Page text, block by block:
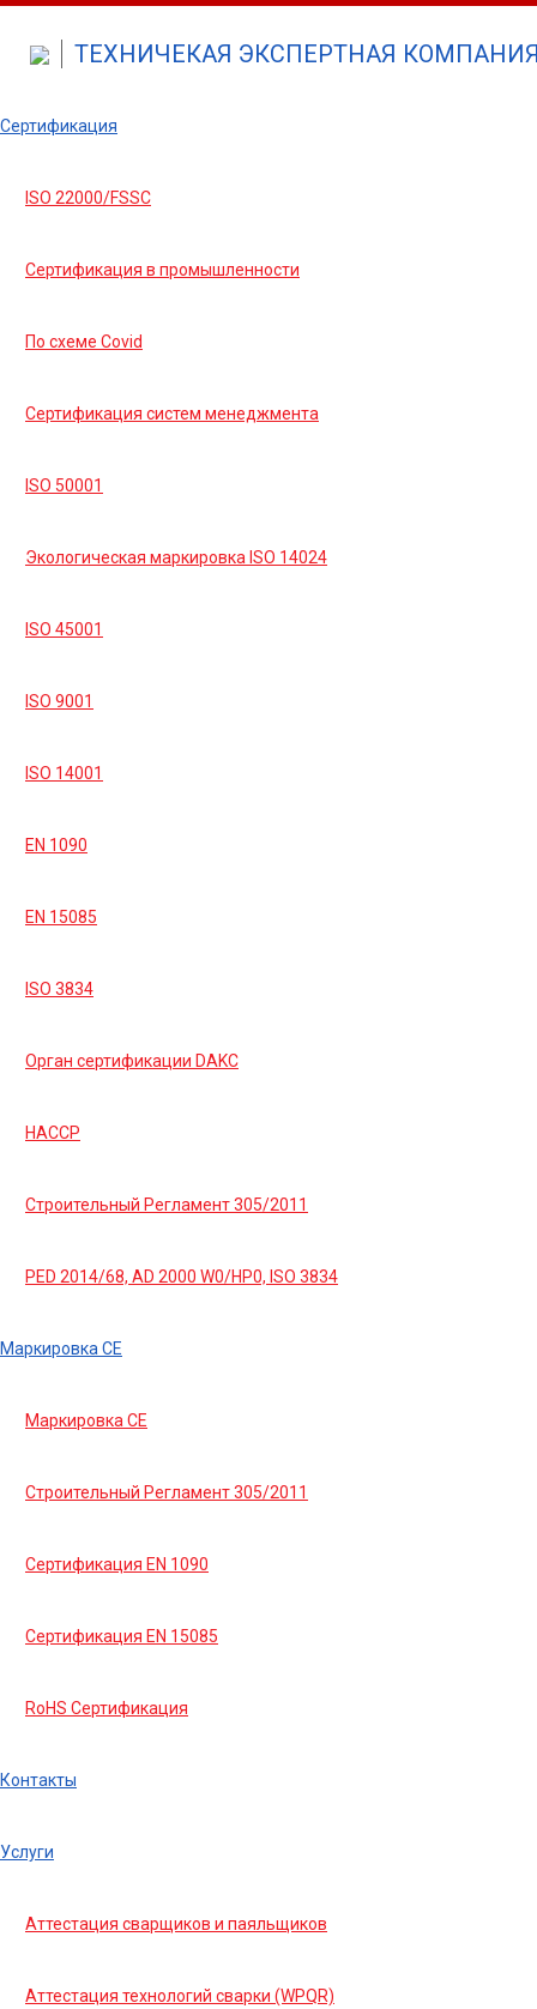
ТЕХНИЧЕКАЯ ЭКСПЕРТНАЯ КОМПАНИЯ
Сертификация
ISO 22000/FSSC
Сертификация в промышленности
По схеме Covid
Сертификация систем менеджмента
ISO 50001
Экологическая маркировка ISO 14024
ISO 45001
ISO 9001
ISO 14001
EN 1090
EN 15085
ISO 3834
Орган сертификации DAKC
HACCP
Строительный Регламент 305/2011
PED 2014/68, AD 2000 W0/HP0, ISO 3834
Маркировка СЕ
Маркировка СЕ
Строительный Регламент 305/2011
Сертификация EN 1090
Сертификация EN 15085
RoHS Сертификация
Контакты
Услуги
Аттестация сварщиков и паяльщиков
Аттестация технологий сварки (WPQR)